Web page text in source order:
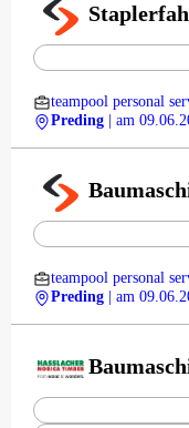
teampool personal
Preding
| am
teampool personal
Preding
| am